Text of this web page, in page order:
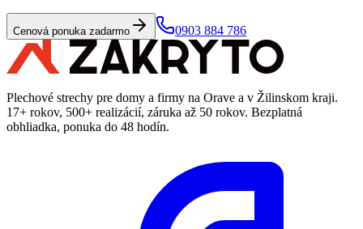
Cenová ponuka zadarmo 0903 884 786
Plechové strechy pre domy a firmy na Orave a v Žilinskom kraji.
17+ rokov, 500+ realizácií, záruka až 50 rokov. Bezplatná
obhliadka, ponuka do 48 hodín.